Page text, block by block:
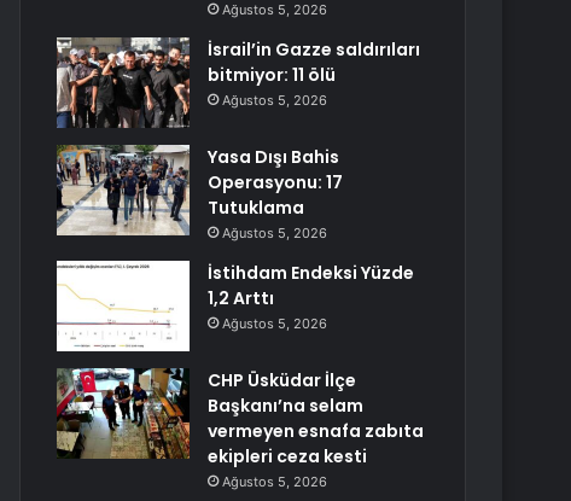
Ağustos 5, 2026
İsrail’in Gazze saldırıları
bitmiyor: 11 ölü
Ağustos 5, 2026
Yasa Dışı Bahis
Operasyonu: 17
Tutuklama
Ağustos 5, 2026
İstihdam Endeksi Yüzde
1,2 Arttı
Ağustos 5, 2026
CHP Üsküdar İlçe
Başkanı’na selam
vermeyen esnafa zabıta
ekipleri ceza kesti
Ağustos 5, 2026